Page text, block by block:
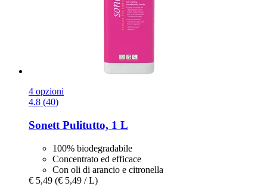
4 opzioni
4.8 (40)
Sonett Pulitutto, 1 L
100% biodegradabile
Concentrato ed efficace
Con oli di arancio e citronella
€ 5,49 (€ 5,49 / L)